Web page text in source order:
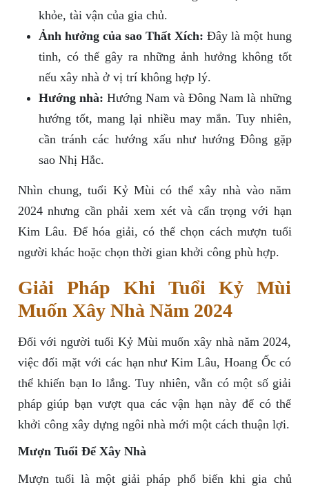
khỏe, tài vận của gia chủ.
Ảnh hưởng của sao Thất Xích: Đây là một hung
tinh, có thể gây ra những ảnh hưởng không tốt
nếu xây nhà ở vị trí không hợp lý.
Hướng nhà: Hướng Nam và Đông Nam là những
hướng tốt, mang lại nhiều may mắn. Tuy nhiên,
cần tránh các hướng xấu như hướng Đông gặp
sao Nhị Hắc.
Nhìn chung, tuổi Kỷ Mùi có thể xây nhà vào năm
2024 nhưng cần phải xem xét và cẩn trọng với hạn
Kim Lâu. Để hóa giải, có thể chọn cách mượn tuổi
người khác hoặc chọn thời gian khởi công phù hợp.
Giải Pháp Khi Tuổi Kỷ Mùi
Muốn Xây Nhà Năm 2024
Đối với người tuổi Kỷ Mùi muốn xây nhà năm 2024,
việc đối mặt với các hạn như Kim Lâu, Hoang Ốc có
thể khiến bạn lo lắng. Tuy nhiên, vẫn có một số giải
pháp giúp bạn vượt qua các vận hạn này để có thể
khởi công xây dựng ngôi nhà mới một cách thuận lợi.
Mượn Tuổi Để Xây Nhà
Mượn tuổi là một giải pháp phổ biến khi gia chủ